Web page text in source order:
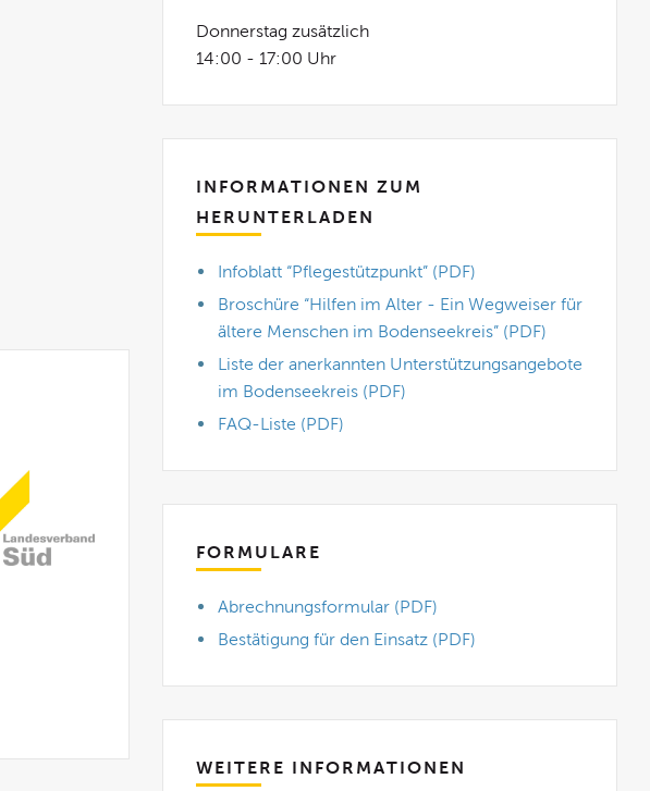
Donnerstag zusätzlich
14:00 - 17:00 Uhr
INFORMATIONEN ZUM
HERUNTERLADEN
Infoblatt “Pflegestützpunkt” (PDF)
Broschüre “Hilfen im Alter - Ein Wegweiser für
ältere Menschen im Bodenseekreis” (PDF)
Liste der anerkannten Unterstützungsangebote
im Bodenseekreis (PDF)
FAQ-Liste (PDF)
FORMULARE
Abrechnungsformular (PDF)
Bestätigung für den Einsatz (PDF)
WEITERE INFORMATIONEN